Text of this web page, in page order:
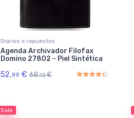
Diarios o repuestos
Agenda Archivador Filofax
Domino 27802 – Piel Sintética
52,99 € 68,73 €
Sale